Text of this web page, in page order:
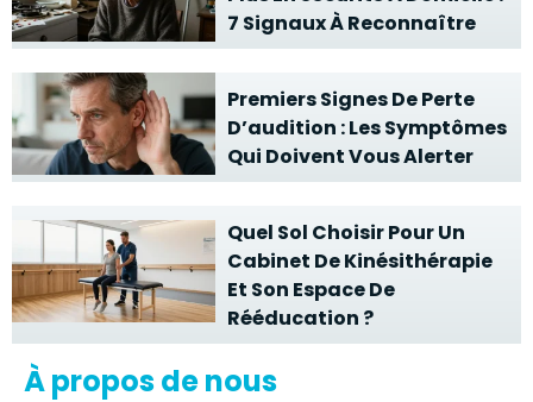
7 Signaux À Reconnaître
Premiers Signes De Perte
D’audition : Les Symptômes
Qui Doivent Vous Alerter
Quel Sol Choisir Pour Un
Cabinet De Kinésithérapie
Et Son Espace De
Rééducation ?
À propos de nous